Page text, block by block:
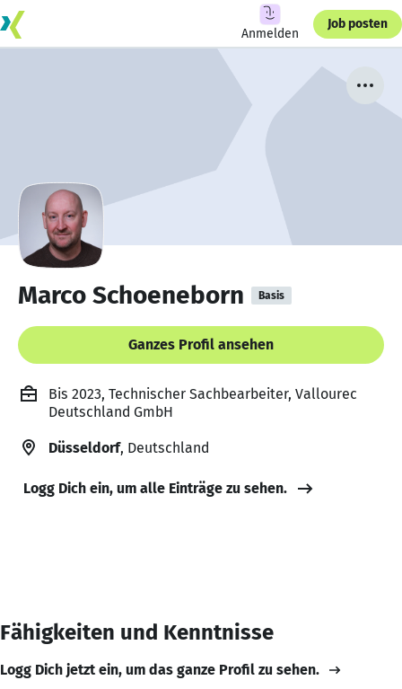
Anmelden
Job posten
Marco Schoeneborn Basis
Ganzes Profil ansehen
Bis 2023, Technischer Sachbearbeiter, Vallourec
Deutschland GmbH
Düsseldorf, Deutschland
Logg Dich ein, um alle Einträge zu sehen.
Fähigkeiten und Kenntnisse
Logg Dich jetzt ein, um das ganze Profil zu sehen.